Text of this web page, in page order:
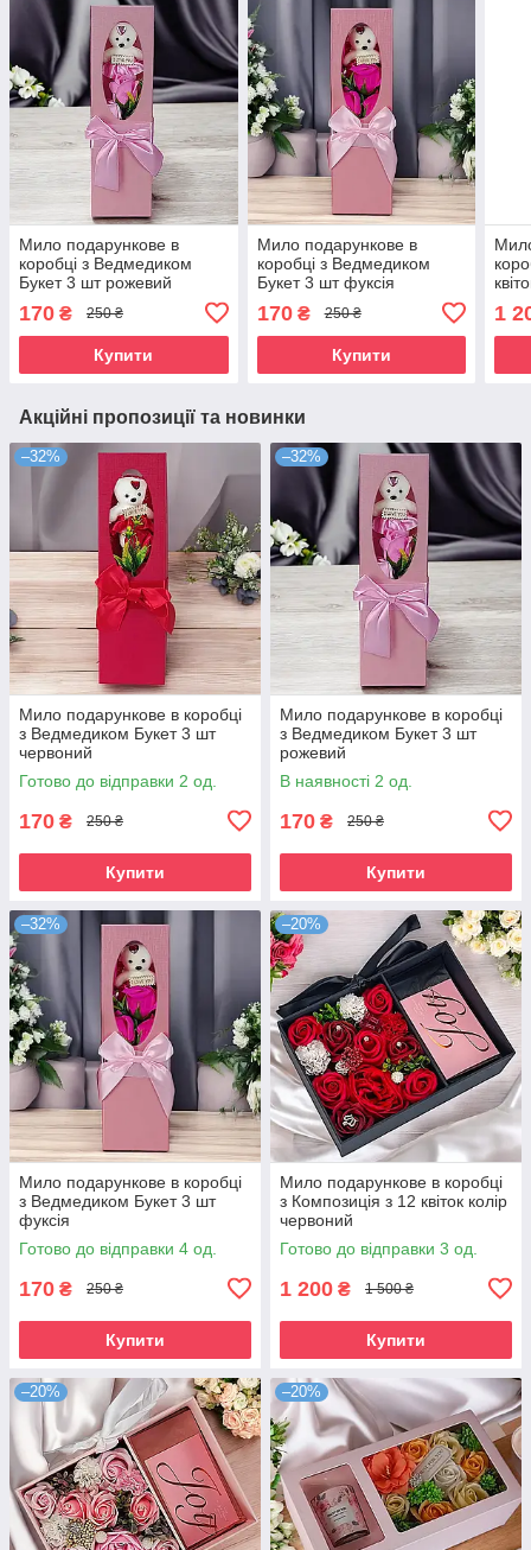
Мило подарункове в
коробці з Ведмедиком
Букет 3 шт рожевий
170 ₴ 250 ₴
Купити
Мило подарункове в
коробці з Ведмедиком
Букет 3 шт фуксія
170₴ 250 ₴
Купити
1
Акційні пропозиції та новинки
–32%
Мило подарункове в коробці
з Ведмедиком Букет 3 шт
червоний
Готово до відправки 2 од.
170 ₴ 250 ₴
Купити
–32%
Мило подарункове в коробці
з Ведмедиком Букет 3 шт
рожевий
В наявності 2 од.
170 ₴ 250 ₴
Купити
–32%
Мило подарункове в коробці
з Ведмедиком Букет 3 шт
фуксія
Готово до відправки 4 од.
170 ₴ 250 ₴
Купити
–20%
Мило подарункове в коробці
з Композиція з 12 квіток колір
червоний
Готово до відправки 3 од.
1 200 ₴ 1 500 ₴
Купити
–20% –20%